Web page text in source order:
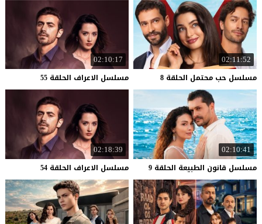
02:11:52
مسلسل حب محتمل الحلقة 8
02:10:17
مسلسل الاعراف الحلقة 55
02:10:41
مسلسل قانون الطبيعة الحلقة 9
02:18:39
مسلسل الاعراف الحلقة 54